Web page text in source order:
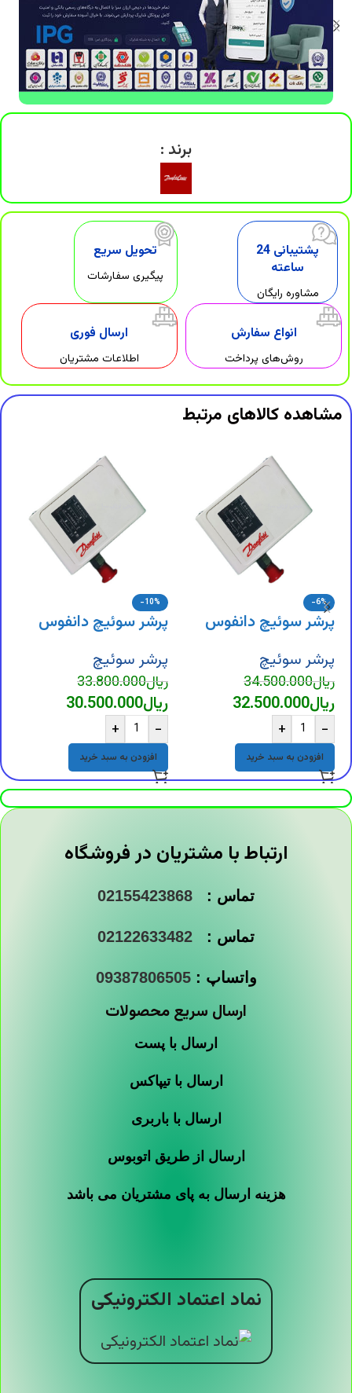
برند :
پشتیبانی 24
ساعته
مشاوره رایگان
تحویل سریع
پیگیری سفارشات
انواع سفارش
روش‌های پرداخت
ارسال فوری
اطلاعات مشتریان
مشاهده کالاهای مرتبط
-6%
پرشر سوئیچ دانفوس
پرشر سوئیچ
ریال34.500.000
ریال32.500.000
-
+
افزودن به سبد خرید
-10%
پرشر سوئیچ دانفوس
پرشر سوئیچ
ریال33.800.000
ریال30.500.000
-
+
افزودن به سبد خرید
ارتباط با مشتریان در فروشگاه
تماس : 02155423868
تماس : 02122633482
واتساپ :09387806505
ارسال سریع محصولات
ارسال با پست
ارسال با تیپاکس
ارسال با باربری
ارسال از طریق اتوبوس
هزینه ارسال به پای مشتریان می باشد
نماد اعتماد الکترونیکی